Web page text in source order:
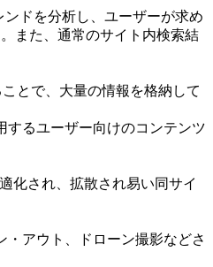
ドを分析し、ユーザーが求め
また、通常のサイト内検索結
とで、大量の情報を格納して
るユーザー向けのコンテンツ
化され、拡散され易い同サイ
アウト、ドローン撮影などさ